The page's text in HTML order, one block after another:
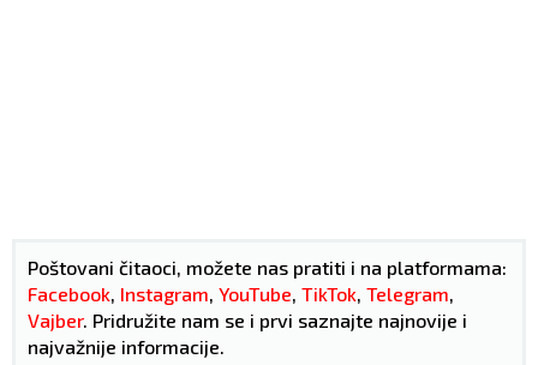
Poštovani čitaoci, možete nas pratiti i na platformama:
Facebook, Instagram, YouTube, TikTok, Telegram,
Vajber. Pridružite nam se i prvi saznajte najnovije i
najvažnije informacije.